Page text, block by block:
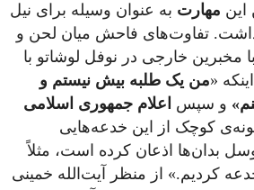
این مهارت به عنوان وسیله برای نیل
تفاوت‌های فاحش میان لحن و
مخبرین خارجی در نوفل لوشاتو با
«من یک طلبه بیش نیستم و
و سپس اعلام جمهوری اسلامی
کوچک از این خدعه‌هایی
بدان‌ها اذعان کرده است، مثلاً
کردیم.» از منظر آیت‌الله خمینی